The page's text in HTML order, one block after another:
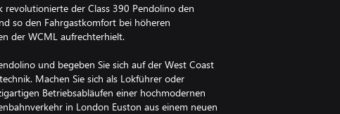
der Class 390 Pendolino den
so den Fahrgastkomfort bei höheren
der WCML aufrechterhielt.
und begeben Sie sich auf der West Coast
Machen Sie sich als Lokführer oder
Betriebsabläufen einer hochmodernen
in London Euston aus einem neuen